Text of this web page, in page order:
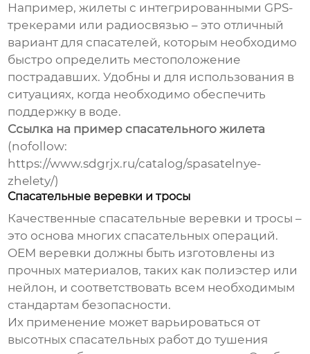
Например, жилеты с интегрированными GPS-
трекерами или радиосвязью – это отличный
вариант для спасателей, которым необходимо
быстро определить местоположение
пострадавших. Удобны и для использования в
ситуациях, когда необходимо обеспечить
поддержку в воде.
Ссылка на пример спасательного жилета
(nofollow:
https://www.sdgrjx.ru/catalog/spasatelnye-
zhelety/)
Спасательные веревки и тросы
Качественные спасательные веревки и тросы –
это основа многих спасательных операций.
OEM веревки должны быть изготовлены из
прочных материалов, таких как полиэстер или
нейлон, и соответствовать всем необходимым
стандартам безопасности.
Их применение может варьироваться от
высотных спасательных работ до тушения